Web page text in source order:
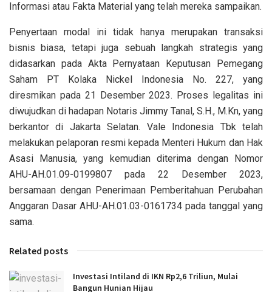
Informasi atau Fakta Material yang telah mereka sampaikan.
Penyertaan modal ini tidak hanya merupakan transaksi
bisnis biasa, tetapi juga sebuah langkah strategis yang
didasarkan pada Akta Pernyataan Keputusan Pemegang
Saham PT Kolaka Nickel Indonesia No. 227, yang
diresmikan pada 21 Desember 2023. Proses legalitas ini
diwujudkan di hadapan Notaris Jimmy Tanal, S.H., M.Kn, yang
berkantor di Jakarta Selatan. Vale Indonesia Tbk telah
melakukan pelaporan resmi kepada Menteri Hukum dan Hak
Asasi Manusia, yang kemudian diterima dengan Nomor
AHU-AH.01.09-0199807 pada 22 Desember 2023,
bersamaan dengan Penerimaan Pemberitahuan Perubahan
Anggaran Dasar AHU-AH.01.03-0161734 pada tanggal yang
sama.
Related posts
Investasi Intiland di IKN Rp2,6 Triliun, Mulai
Bangun Hunian Hijau